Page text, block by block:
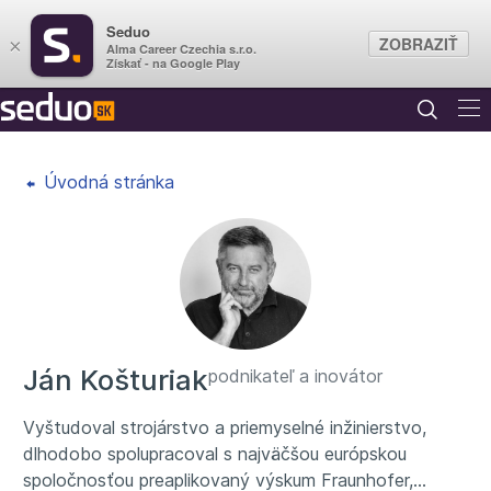
Úvodná stránka
Ján Košturiakpodnikateľ a inovátor
Vyštudoval strojárstvo a priemyselné inžinierstvo,
dlhodobo spolupracoval s najväčšou európskou
spoločnosťou preaplikovaný výskum Fraunhofer,
×
Seduo
Alma Career Czechia s.r.o.
Získať - na Google Play
ZOBRAZIŤ